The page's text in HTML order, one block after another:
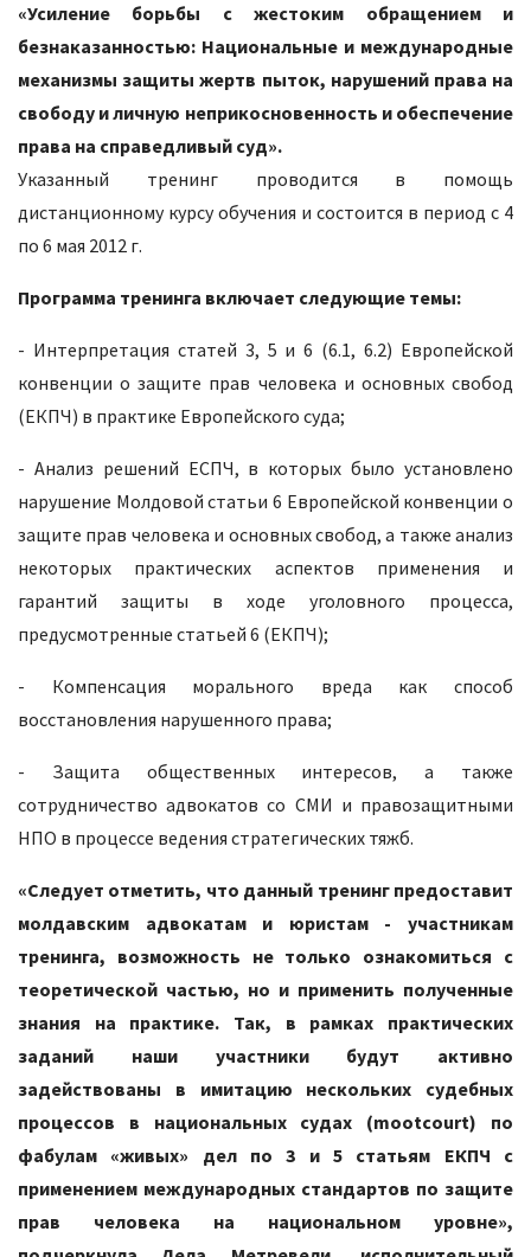
«Усиление борьбы с жестоким обращением и
безнаказанностью: Национальные и международные
механизмы защиты жертв пыток, нарушений права на
свободу и личную неприкосновенность и обеспечение
права на справедливый суд».
Указанный тренинг проводится в помощь
дистанционному курсу обучения и состоится в период с 4
по 6 мая 2012 г.
Программа тренинга включает следующие темы:
- Интерпретация статей 3, 5 и 6 (6.1, 6.2) Европейской
конвенции о защите прав человека и основных свобод
(ЕКПЧ) в практике Европейского суда;
- Анализ решений ЕСПЧ, в которых было установлено
нарушение Молдовой статьи 6 Европейской конвенции о
защите прав человека и основных свобод, а также анализ
некоторых практических аспектов применения и
гарантий защиты в ходе уголовного процесса,
предусмотренные статьей 6 (ЕКПЧ);
- Компенсация морального вреда как способ
восстановления нарушенного права;
- Защита общественных интересов, а также
сотрудничество адвокатов со СМИ и правозащитными
НПО в процессе ведения стратегических тяжб.
«Следует отметить, что данный тренинг предоставит
молдавским адвокатам и юристам - участникам
тренинга, возможность не только ознакомиться с
теоретической частью, но и применить полученные
знания на практике. Так, в рамках практических
заданий наши участники будут активно
задействованы в имитацию нескольких судебных
процессов в национальных судах (mootcourt) по
фабулам «живых» дел по 3 и 5 статьям ЕКПЧ с
применением международных стандартов по защите
прав человека на национальном уровне»,